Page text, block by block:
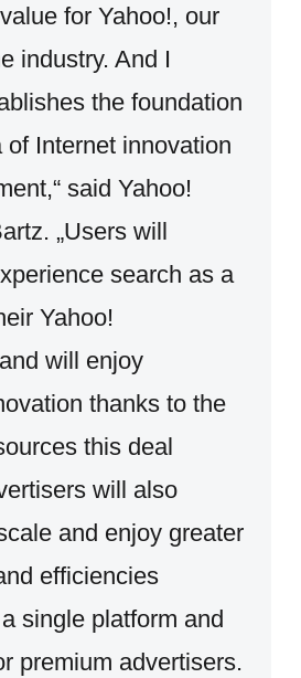
for Yahoo!, our
industry. And I
the foundation
of Internet innovation
said Yahoo!
„Users will
search as a
Yahoo!
will enjoy
thanks to the
this deal
will also
and enjoy greater
efficiencies
single platform and
premium advertisers.